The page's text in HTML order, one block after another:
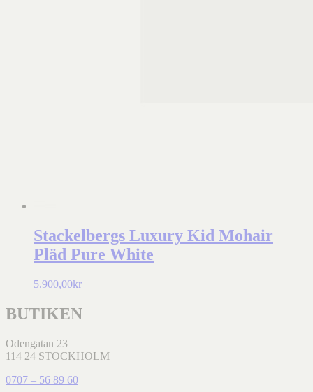
Stackelbergs Luxury Kid Mohair
Pläd Pure White
5.900,00kr
BUTIKEN
Odengatan 23
114 24 STOCKHOLM
0707 – 56 89 60